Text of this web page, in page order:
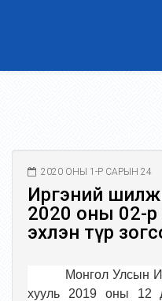
2020 ОНЫ 1-Р САРЫН 24
Иргэний
2020 оны 02-р
эхлэн түр
Монгол Улсын
хууль 2019 оны 12